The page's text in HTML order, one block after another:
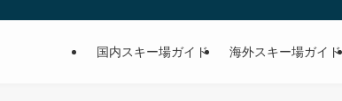
国内スキー場ガイド 海外スキー場ガイド